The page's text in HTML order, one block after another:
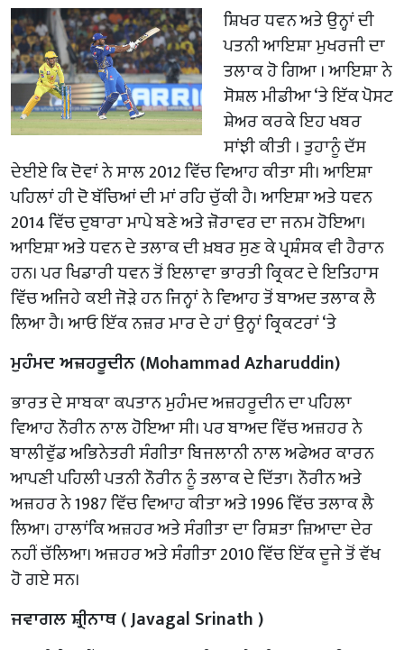
ਸ਼ਿਖਰ ਧਵਨ ਅਤੇ ਉਨ੍ਹਾਂ ਦੀ
ਪਤਨੀ ਆਇਸ਼ਾ ਮੁਖਰਜੀ ਦਾ
ਤਲਾਕ ਹੋ ਗਿਆ । ਆਇਸ਼ਾ ਨੇ
ਸੋਸ਼ਲ ਮੀਡੀਆ ‘ਤੇ ਇੱਕ ਪੋਸਟ
ਸ਼ੇਅਰ ਕਰਕੇ ਇਹ ਖਬਰ
ਸਾਂਝੀ ਕੀਤੀ । ਤੁਹਾਨੂੰ ਦੱਸ
ਦੇਈਏ ਕਿ ਦੋਵਾਂ ਨੇ ਸਾਲ 2012 ਵਿੱਚ ਵਿਆਹ ਕੀਤਾ ਸੀ। ਆਇਸ਼ਾ
ਪਹਿਲਾਂ ਹੀ ਦੋ ਬੱਚਿਆਂ ਦੀ ਮਾਂ ਰਹਿ ਚੁੱਕੀ ਹੈ। ਆਇਸ਼ਾ ਅਤੇ ਧਵਨ
2014 ਵਿੱਚ ਦੁਬਾਰਾ ਮਾਪੇ ਬਣੇ ਅਤੇ ਜ਼ੋਰਾਵਰ ਦਾ ਜਨਮ ਹੋਇਆ।
ਆਇਸ਼ਾ ਅਤੇ ਧਵਨ ਦੇ ਤਲਾਕ ਦੀ ਖ਼ਬਰ ਸੁਣ ਕੇ ਪ੍ਰਸ਼ੰਸਕ ਵੀ ਹੈਰਾਨ
ਹਨ। ਪਰ ਖਿਡਾਰੀ ਧਵਨ ਤੋਂ ਇਲਾਵਾ ਭਾਰਤੀ ਕ੍ਰਿਕਟ ਦੇ ਇਤਿਹਾਸ
ਵਿੱਚ ਅਜਿਹੇ ਕਈ ਜੋੜੇ ਹਨ ਜਿਨ੍ਹਾਂ ਨੇ ਵਿਆਹ ਤੋਂ ਬਾਅਦ ਤਲਾਕ ਲੈ
ਲਿਆ ਹੈ। ਆਓ ਇੱਕ ਨਜ਼ਰ ਮਾਰ ਦੇ ਹਾਂ ਉਨ੍ਹਾਂ ਕ੍ਰਿਕਟਰਾਂ ‘ਤੇ
ਮੁਹੰਮਦ ਅਜ਼ਹਰੂਦੀਨ (Mohammad Azharuddin)
ਭਾਰਤ ਦੇ ਸਾਬਕਾ ਕਪਤਾਨ ਮੁਹੰਮਦ ਅਜ਼ਹਰੂਦੀਨ ਦਾ ਪਹਿਲਾ
ਵਿਆਹ ਨੌਰੀਨ ਨਾਲ ਹੋਇਆ ਸੀ। ਪਰ ਬਾਅਦ ਵਿੱਚ ਅਜ਼ਹਰ ਨੇ
ਬਾਲੀਵੁੱਡ ਅਭਿਨੇਤਰੀ ਸੰਗੀਤਾ ਬਿਜਲਾਨੀ ਨਾਲ ਅਫੇਅਰ ਕਾਰਨ
ਆਪਣੀ ਪਹਿਲੀ ਪਤਨੀ ਨੌਰੀਨ ਨੂੰ ਤਲਾਕ ਦੇ ਦਿੱਤਾ। ਨੌਰੀਨ ਅਤੇ
ਅਜ਼ਹਰ ਨੇ 1987 ਵਿੱਚ ਵਿਆਹ ਕੀਤਾ ਅਤੇ 1996 ਵਿੱਚ ਤਲਾਕ ਲੈ
ਲਿਆ। ਹਾਲਾਂਕਿ ਅਜ਼ਹਰ ਅਤੇ ਸੰਗੀਤਾ ਦਾ ਰਿਸ਼ਤਾ ਜ਼ਿਆਦਾ ਦੇਰ
ਨਹੀਂ ਚੱਲਿਆ। ਅਜ਼ਹਰ ਅਤੇ ਸੰਗੀਤਾ 2010 ਵਿੱਚ ਇੱਕ ਦੂਜੇ ਤੋਂ ਵੱਖ
ਹੋ ਗਏ ਸਨ।
ਜਵਾਗਲ ਸ਼੍ਰੀਨਾਥ ( Javagal Srinath )